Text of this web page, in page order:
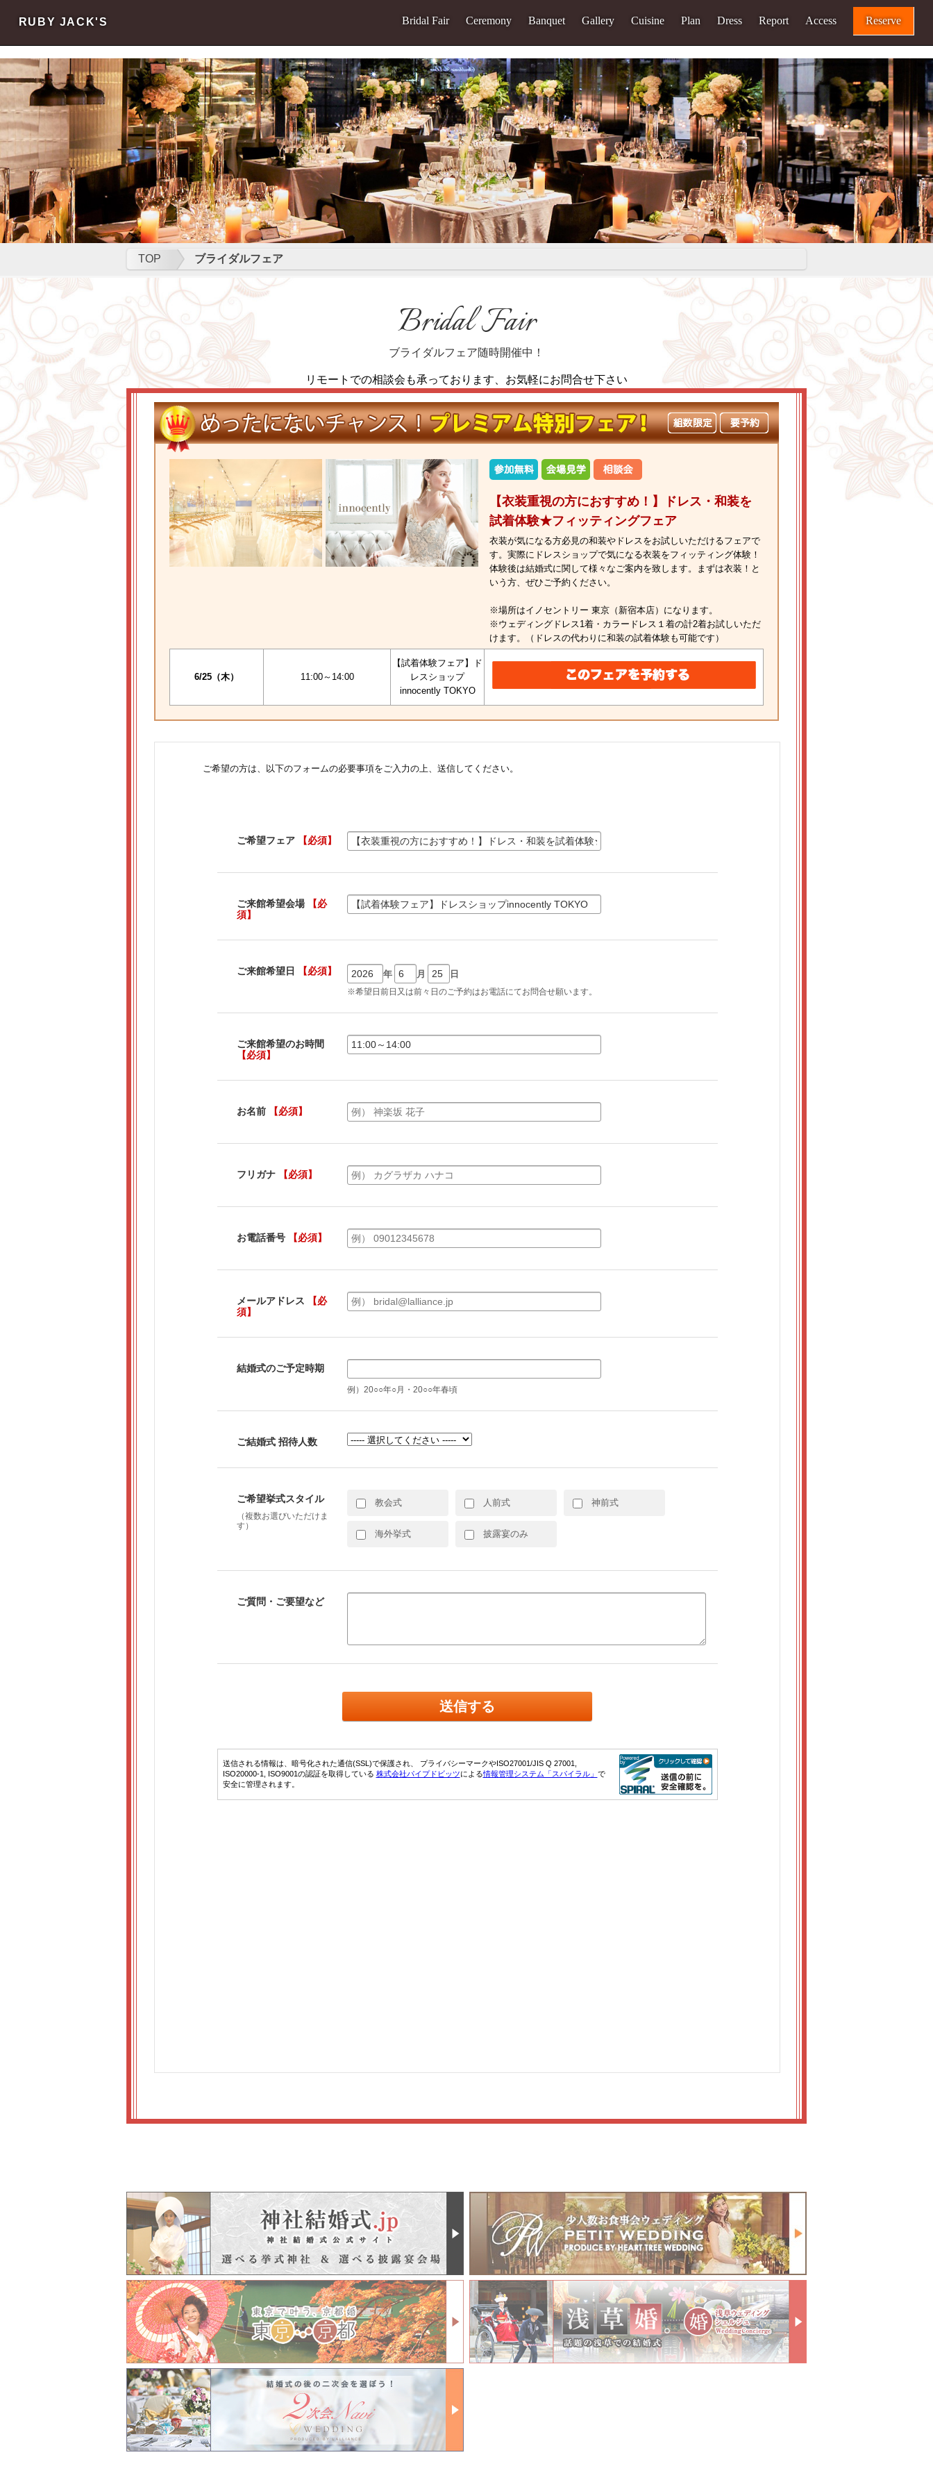
RUBY JACK'S
Bridal Fair Ceremony Banquet Gallery Cuisine Plan Dress Report Access Reserve
TOP ブライダルフェア
Bridal Fair
ブライダルフェア随時開催中！
リモートでの相談会も承っております、 お気軽にお問合せ下さい
【衣装重視の方におすすめ！】ドレス・和装を
試着体験★フィッティングフェア
衣装が気になる方必見の和装やドレスをお試しいただけるフェアで
す。実際にドレスショップで気になる衣装をフィッティング体験！
体験後は結婚式に関して様々なご案内を致します。まずは衣装！と
いう方、ぜひご予約ください。
※場所はイノセントリー 東京（新宿本店）になります。
※ウェディングドレス1着・カラードレス１着の計2着お試しいただ
けます。（ドレスの代わりに和装の試着体験も可能です）
6/25（木） 11:00～14:00
【試着体験フェア】ド
レスショップ
innocently TOKYO